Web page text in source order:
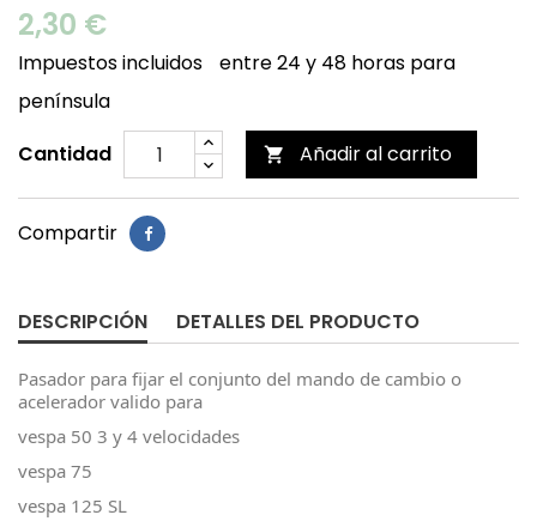
2,30 €
Impuestos incluidos
entre 24 y 48 horas para
península
Cantidad
 Añadir al carrito
Compartir
DESCRIPCIÓN DETALLES DEL PRODUCTO
Pasador para fijar el conjunto del mando de cambio o
acelerador valido para
vespa 50 3 y 4 velocidades
vespa 75
vespa 125 SL